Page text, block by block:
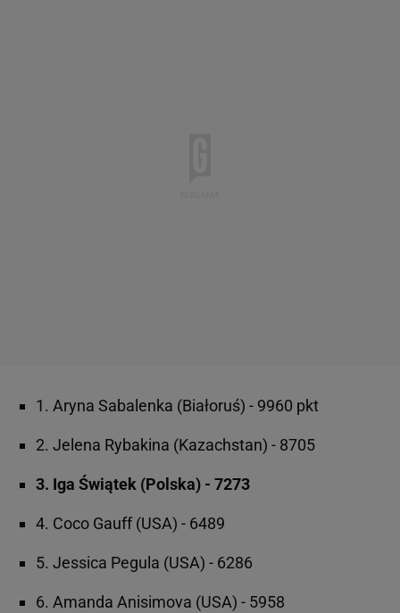
1. Aryna Sabalenka (Białoruś) - 9960 pkt
2. Jelena Rybakina (Kazachstan) - 8705
3. Iga Świątek (Polska) - 7273
4. Coco Gauff (USA) - 6489
5. Jessica Pegula (USA) - 6286
6. Amanda Anisimova (USA) - 5958